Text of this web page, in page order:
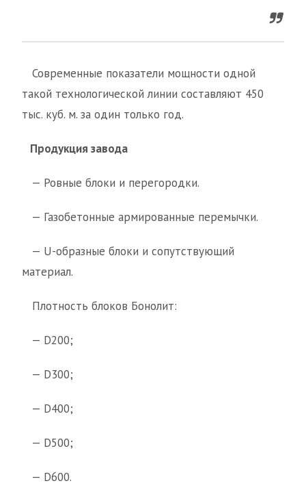
Современные показатели мощности одной
такой технологической линии составляют 450
тыс. куб. м. за один только год.
Продукция завода
— Ровные блоки и перегородки.
— Газобетонные армированные перемычки.
— U-образные блоки и сопутствующий
материал.
Плотность блоков Бонолит:
— D200;
— D300;
— D400;
— D500;
— D600.